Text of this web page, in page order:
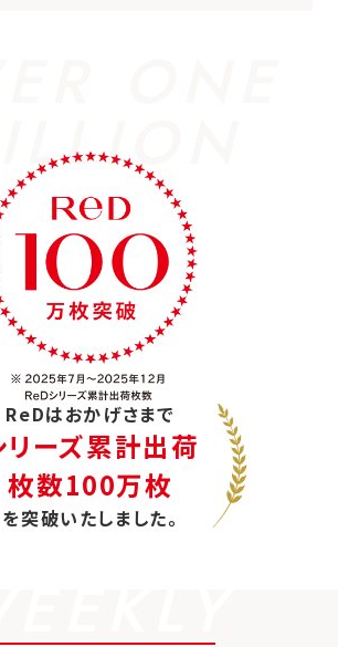
ReDはおかげさまで
リーズ累計出荷
枚数100万枚
を突破いたしました。